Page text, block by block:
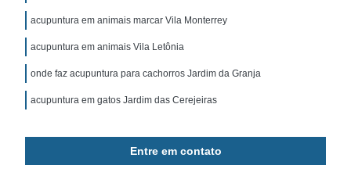
acupuntura em animais marcar Vila Monterrey
acupuntura em animais Vila Letônia
onde faz acupuntura para cachorros Jardim da Granja
acupuntura em gatos Jardim das Cerejeiras
Entre em contato